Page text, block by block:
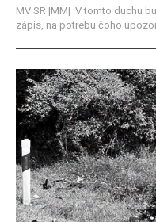
MV SR |MM| V tomto duchu
zápis, na potrebu čoho